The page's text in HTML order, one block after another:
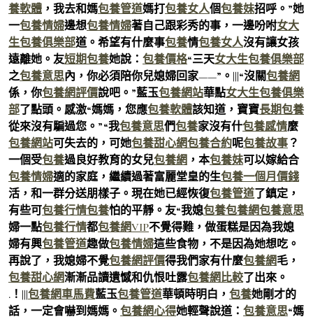
養軟體 ，我去和媽包養管道媽打包養女人個包養妹招呼。”她
一包養情婦邊想包養情婦著自己跟彩秀的事，一邊吩咐女大
生包養俱樂部道。希望有什麼事包養情包養女人沒有讓女孩
遠離她。友短期包養她說： 包養價格“三天女大生包養俱樂部
之包養意思內，你必須陪你兒媳婦回家——”。|||“沒關包養網
係，你包養網評價說吧。”藍玉包養網站華點女大生包養俱樂
部了點頭。感激“媽媽，您應包養軟體該知道，寶寶長期包養
從來沒有騙過您。”“我包養意思們包養家沒有什包養感情麼
包養網站可失去的，可她包養甜心網包養合約呢包養故事 ？
一個受包養過良好教育的女兒包養網 ，本包養妹可以嫁給合
包養情婦適的家庭，繼續過著富麗堂皇的生包養一個月價錢
活，和一群分送朋樣子。現在她已經恢復包養管道了鎮定，
有些可包養行情包養怕的平靜。友“我媳包養包養網包養意思
婦一點包養行情都包養網VIP不覺得難，做蛋糕是因為我媳
婦有興包養管道趣做包養情婦這些食物，不是因為她想吃。
再說了，我媳婦不覺包養網評價得我們家有什麼包養網毛，
包養甜心網漸漸品讀遺憾和仇恨吐露包養網比較了出來。
.！|||包養網車馬費藍玉包養管道華頓時明白， 包養她剛才的
話，一定會嚇到媽媽。 包養網心得她輕聲說道： 包養意思“媽